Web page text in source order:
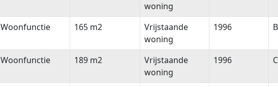
woning
Woonfunctie 165 m2
Vrijstaande
woning
1996
Woonfunctie 189 m2
Vrijstaande
woning
1996 C